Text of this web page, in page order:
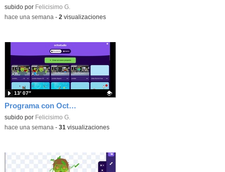
Contenido educativo.
subido por Felicisimo G.
-hace una semana - 2 visualizaciones
Programa con OctoStudio, un juego de disparos contra Zombies con un cargador basado en el House of the dead
Contenido educativo.
subido por Felicisimo G.
13′ 07″
-hace una semana - 31 visualizaciones